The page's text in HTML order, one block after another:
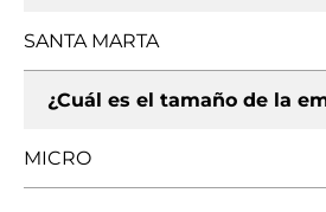
SANTA MARTA
¿Cuál es el tamaño de la
MICRO